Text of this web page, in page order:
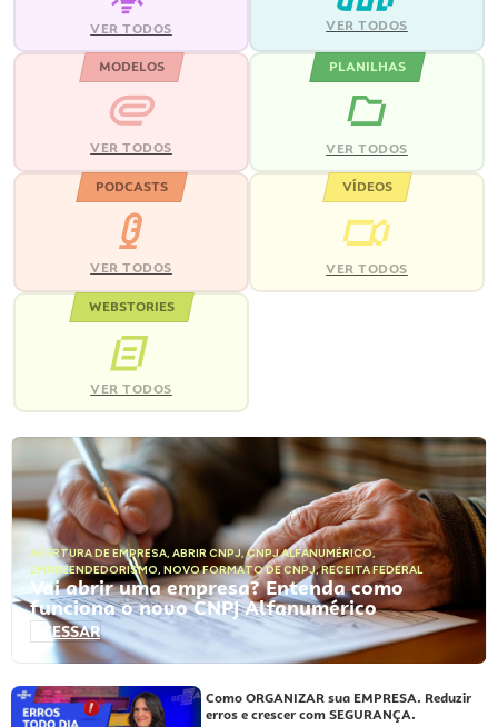
VER TODOS VER TODOS
MODELOS
VER TODOS
PLANILHAS
VER TODOS
PODCASTS
VER TODOS
VÍDEOS
VER TODOS
WEBSTORIES
VER TODOS
ABERTURA DE EMPRESA, ABRIR CNPJ,CNPJ ALFANUMÉRICO,
EMPREENDEDORISMO, NOVO FORMATO DE CNPJ,RECEITA FEDERAL
Vai abrir uma empresa? Entenda como
funciona o novo CNPJ Alfanumérico
ACESSAR
Como ORGANIZAR sua EMPRESA. Reduzir
erros e crescer com SEGURANÇA.